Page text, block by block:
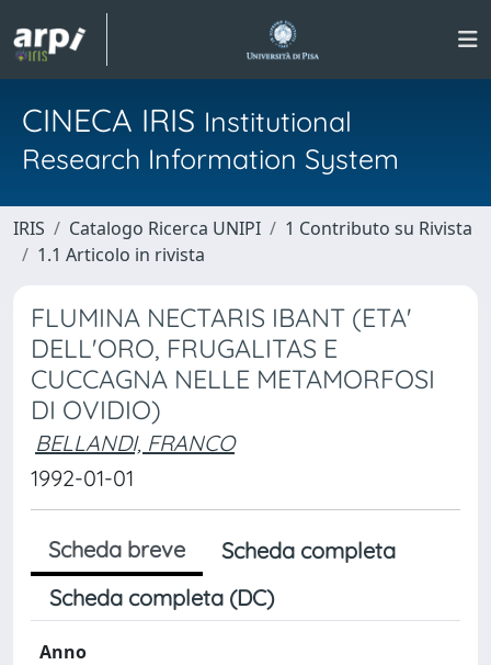
CINECA IRIS Institutional
Research Information System
IRIS Catalogo Ricerca UNIPI
1 Contributo su Rivista
1.1 Articolo in rivista
FLUMINA NECTARIS IBANT (ETA'
DELL'ORO, FRUGALITAS E
CUCCAGNA NELLE METAMORFOSI
DI OVIDIO)
BELLANDI, FRANCO
1992-01-01
Scheda breve
Scheda completa
Scheda completa (DC)
Anno